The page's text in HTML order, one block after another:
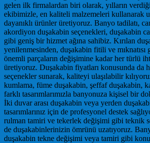
gelen ilk firmalardan biri olarak, yılların
ekibimizle, en kaliteli malzemeleri kullanarak
dayanıklı ürünler üretiyoruz. Banyo tadilatı,
akordiyon duşakabin seçenekleri, duşakabin
gibi geniş bir hizmet ağına sahibiz. Kırılan
yenilenmesinden, duşakabin fitili ve mıknatısı
önemli parçaların değişimine kadar her türlü
üretiyoruz. Duşakabin fiyatları konusunda da
seçenekler sunarak, kaliteyi ulaşılabilir
kumlama, füme duşakabin, şeffaf duşakabin,
farklı tasarımlarımızla banyonuza kişisel bir
İki duvar arası duşakabin veya yerden
tasarımlarınız için de profesyonel destek
rulman tamiri ve tekerlek değişimi gibi teknik
de duşakabinlerinizin ömrünü uzatıyoruz.
duşakabin tekne değişimi veya tamiri gibi